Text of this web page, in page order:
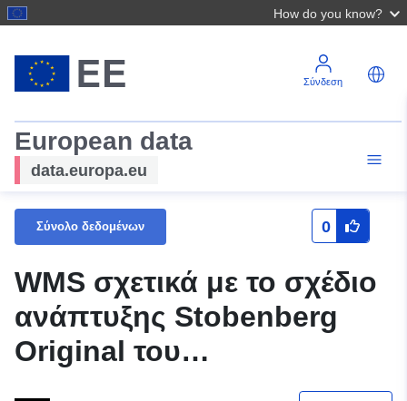
How do you know?
Σύνδεση
European data
data.europa.eu
Σύνολο δεδομένων 0
WMS σχετικά με το σχέδιο
ανάπτυξης Stobenberg
Original του
Samtgemeinde Nord-Elm